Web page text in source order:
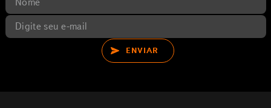
ENVIAR